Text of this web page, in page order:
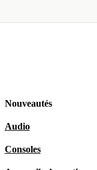
Nouveautés
Audio
Consoles